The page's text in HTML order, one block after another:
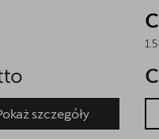
szczegóły